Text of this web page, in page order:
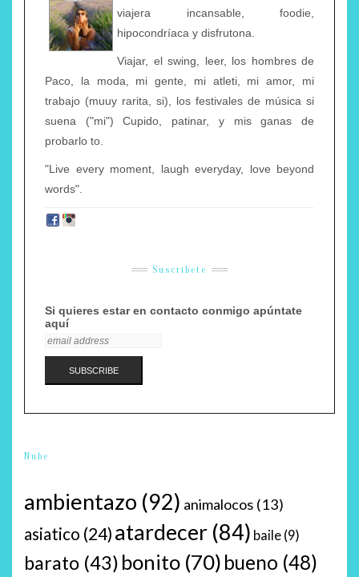
viajera incansable, foodie,
hipocondríaca y disfrutona.
Viajar, el swing, leer, los hombres de
Paco, la moda, mi gente, mi atleti, mi amor, mi
trabajo (muuy rarita, si), los festivales de música si
suena ("mi") Cupido, patinar, y mis ganas de
probarlo to.
"Live every moment, laugh everyday, love beyond
words".
Suscríbete
Si quieres estar en contacto conmigo apúntate
aquí
Nube
ambientazo (92) animalocos (13)
asiatico (24) atardecer (84) baile (9)
barato (43) bonito (70) bueno (48)